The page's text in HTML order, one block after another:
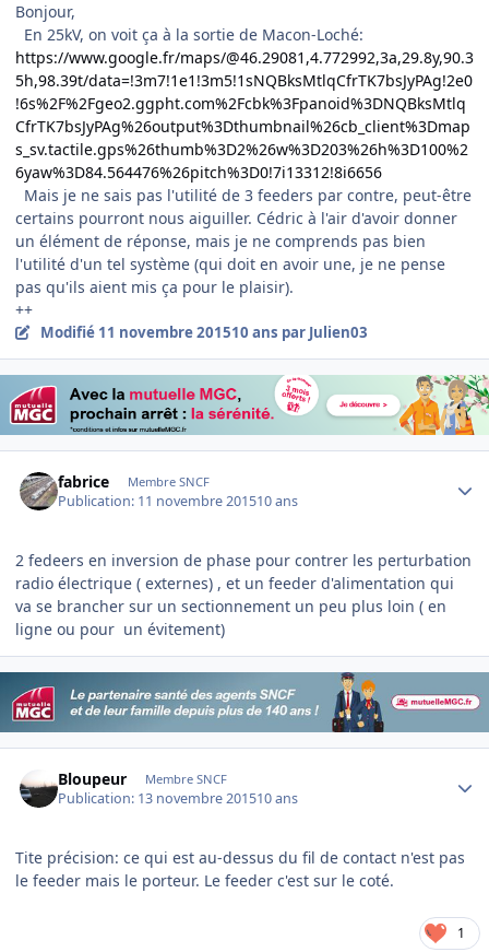
Bonjour,
En 25kV, on voit ça à la sortie de Macon-Loché:
https://www.google.fr/maps/@46.29081,4.772992,3a,29.8y,90.3
5h,98.39t/data=!3m7!1e1!3m5!1sNQBksMtlqCfrTK7bsJyPAg!2e0
!6s%2F%2Fgeo2.ggpht.com%2Fcbk%3Fpanoid%3DNQBksMtlq
CfrTK7bsJyPAg%26output%3Dthumbnail%26cb_client%3Dmap
s_sv.tactile.gps%26thumb%3D2%26w%3D203%26h%3D100%2
6yaw%3D84.564476%26pitch%3D0!7i13312!8i6656
Mais je ne sais pas l'utilité de 3 feeders par contre, peut-être
certains pourront nous aiguiller. Cédric à l'air d'avoir donner
un élément de réponse, mais je ne comprends pas bien
l'utilité d'un tel système (qui doit en avoir une, je ne pense
pas qu'ils aient mis ça pour le plaisir).
++
Modifié 11 novembre 201510 ans par Julien03
fabrice Membre SNCF
Publication: 11 novembre 201510 ans
2 fedeers en inversion de phase pour contrer les perturbation
radio électrique ( externes) , et un feeder d'alimentation qui
va se brancher sur un sectionnement un peu plus loin ( en
ligne ou pour un évitement)
Bloupeur Membre SNCF
Publication: 13 novembre 201510 ans
Tite précision: ce qui est au-dessus du fil de contact n'est pas
le feeder mais le porteur. Le feeder c'est sur le coté.
1